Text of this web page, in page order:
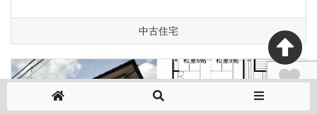
中古住宅